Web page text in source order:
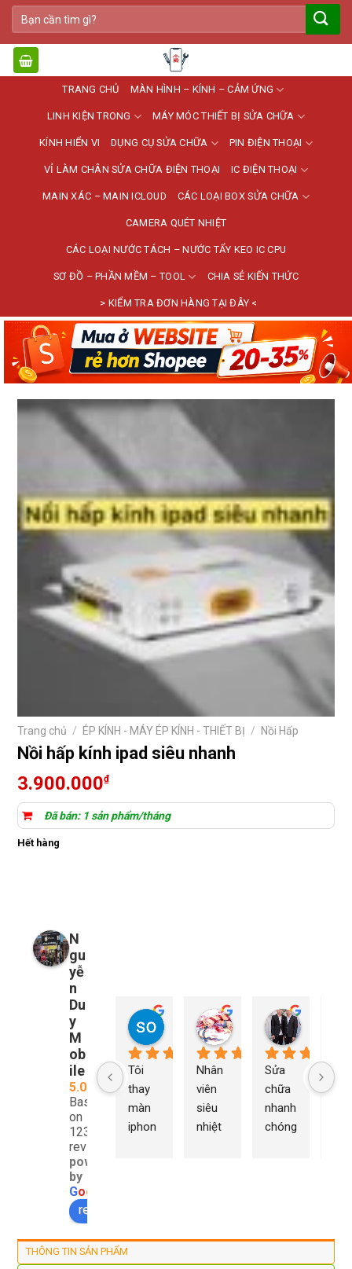
Bỏ
qua
nội
dung
Tìm
kiếm:
TRANG CHỦ MÀN HÌNH – KÍNH – CẢM ỨNG
LINH KIỆN TRONG MÁY MÓC THIẾT BỊ SỬA CHỮA
KÍNH HIỂN VI DỤNG CỤ SỬA CHỮA PIN ĐIỆN THOẠI
VỈ LÀM CHÂN SỬA CHỮA ĐIỆN THOẠI IC ĐIỆN THOẠI
MAIN XÁC – MAIN ICLOUD CÁC LOẠI BOX SỬA CHỮA
CAMERA QUÉT NHIỆT
CÁC LOẠI NƯỚC TÁCH – NƯỚC TẨY KEO IC CPU
SƠ ĐỒ – PHẦN MỀM – TOOL CHIA SẺ KIẾN THỨC
> KIỂM TRA ĐƠN HÀNG TẠI ĐÂY <
Trang chủ / ÉP KÍNH - MÁY ÉP KÍNH - THIẾT BỊ / Nồi Hấp
Nồi hấp kính ipad siêu nhanh
3.900.000₫
Đã bán: 1 sản phẩm/tháng
Hết hàng
N
gu
yễ
n
Du
y
M
ob
ile
5.0
Based
on
1232
reviews
powered
by
Goo
review us on
so young
2 năm trước
Tôi
thay
màn
iphon
lại
My Nguyễn
2 năm trước
Nhân
viên
siêu
nhiệt
tôi sẽ
Sửa
chữa
nhanh
chóng
đây
n
THÔNG TIN SẢN PHẨM